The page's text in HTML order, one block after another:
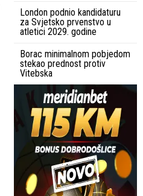
London podnio kandidaturu
za Svjetsko prvenstvo u
atletici 2029. godine
Borac minimalnom pobjedom
stekao prednost protiv
Vitebska